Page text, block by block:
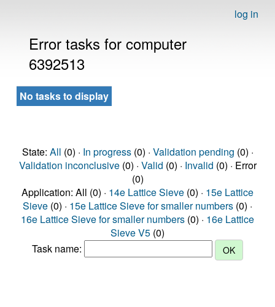
log in
Error tasks for computer
6392513
No tasks to display
State: All (0) · In progress(0) · Validation pending (0) ·
Validation inconclusive(0) · Valid (0) · Invalid (0) · Error
(0)
Application: All (0) · 14e Lattice Sieve (0) · 15e Lattice
Sieve (0) · 15e Lattice Sieve for smaller numbers (0) ·
16e Lattice Sieve for smaller numbers (0) · 16e Lattice
Sieve V5 (0)
Task name: